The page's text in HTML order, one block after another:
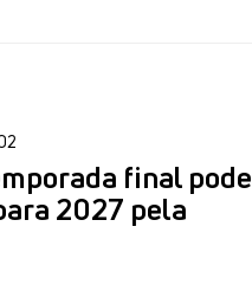
final pode
2027 pela